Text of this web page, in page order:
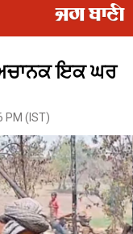
ਅਚਾਨਕ ਇਕ ਘਰ
PM (IST)